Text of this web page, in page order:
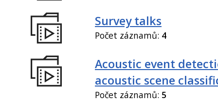
Survey talks
Počet záznamů: 4
Acoustic event
acoustic scene
Počet záznamů: 5